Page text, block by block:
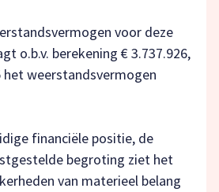
voor deze
o.b.v. berekening € 3.737.926,
weerstandsvermogen
financiële positie, de
begroting ziet het
van materieel belang